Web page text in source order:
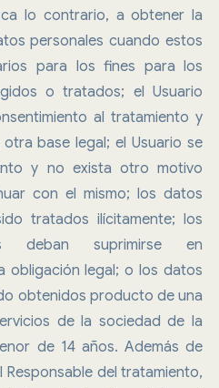
lo contrario, a obtener la
personales cuando estos
para los fines para los
o tratados; el Usuario
al tratamiento y
base legal; el Usuario se
y no exista otro motivo
con el mismo; los datos
tratados ilícitamente; los
deban suprimirse en
obligación legal; o los datos
obtenidos producto de una
de la sociedad de la
de 14 años. Además de
Responsable del tratamiento,